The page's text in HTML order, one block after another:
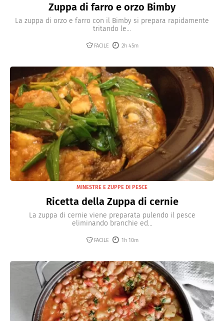
Zuppa di farro e orzo Bimby
La zuppa di orzo e farro con il Bimby si prepara rapidamente
tritando le...
FACILE 2h 45m
MINESTRE E ZUPPE DI PESCE
Ricetta della Zuppa di cernie
La zuppa di cernie viene preparata pulendo il pesce
eliminando branchie ed...
FACILE 1h 10m